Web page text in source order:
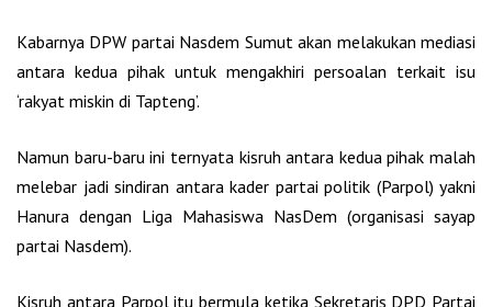
Kabarnya DPW partai Nasdem Sumut akan melakukan mediasi
antara kedua pihak untuk mengakhiri persoalan terkait isu
‘rakyat miskin di Tapteng’.
Namun baru-baru ini ternyata kisruh antara kedua pihak malah
melebar jadi sindiran antara kader partai politik (Parpol) yakni
Hanura dengan Liga Mahasiswa NasDem (organisasi sayap
partai Nasdem).
Kisruh antara Parpol itu bermula ketika Sekretaris DPD Partai